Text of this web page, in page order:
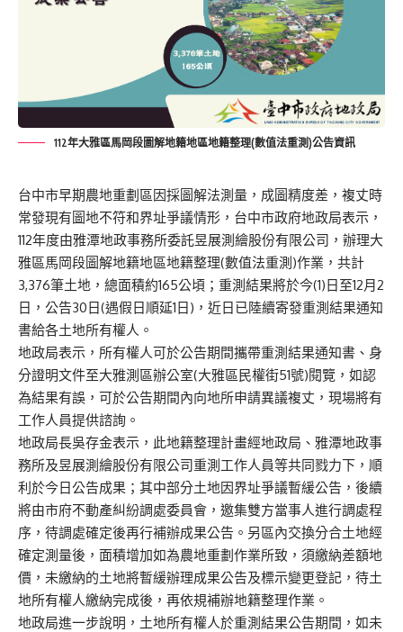
112年大雅區馬岡段圖解地籍地區地籍整理(數值法重測)公告資訊
台中市早期農地重劃區因採圖解法測量，成圖精度差，複丈時
常發現有圖地不符和界址爭議情形，台中市政府地政局表示，
112年度由雅潭地政事務所委託昱展測繪股份有限公司，辦理大
雅區馬岡段圖解地籍地區地籍整理(數值法重測)作業，共計
3,376筆土地，總面積約165公頃；重測結果將於今(1)日至12月2
日，公告30日(遇假日順延1日)，近日已陸續寄發重測結果通知
書給各土地所有權人。
地政局表示，所有權人可於公告期間攜帶重測結果通知書、身
分證明文件至大雅測區辦公室(大雅區民權街51號)閱覽，如認
為結果有誤，可於公告期間內向地所申請異議複丈，現場將有
工作人員提供諮詢。
地政局長吳存金表示，此地籍整理計畫經地政局、雅潭地政事
務所及昱展測繪股份有限公司重測工作人員等共同戮力下，順
利於今日公告成果；其中部分土地因界址爭議暫緩公告，後續
將由市府不動產糾紛調處委員會，邀集雙方當事人進行調處程
序，待調處確定後再行補辦成果公告。另區內交換分合土地經
確定測量後，面積增加如為農地重劃作業所致，須繳納差額地
價，未繳納的土地將暫緩辦理成果公告及標示變更登記，待土
地所有權人繳納完成後，再依規補辦地籍整理作業。
地政局進一步說明，土地所有權人於重測結果公告期間，如未